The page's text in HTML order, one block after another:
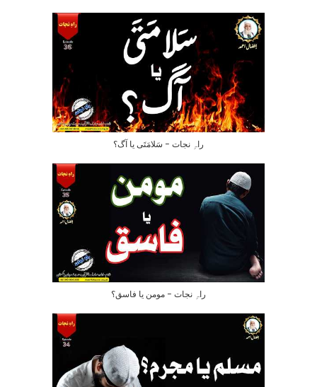
راہِ نجات – سَلامَتَی یا آگ؟
راہِ نجات – مومن یا فاسق؟